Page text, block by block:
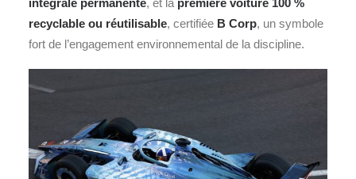
intégrale permanente, et la première voiture 100 %
recyclable ou réutilisable, certifiée B Corp, un symbole
fort de l’engagement environnemental de la discipline.